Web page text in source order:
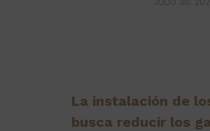
JULIO 30,
La instalación de
busca reducir los